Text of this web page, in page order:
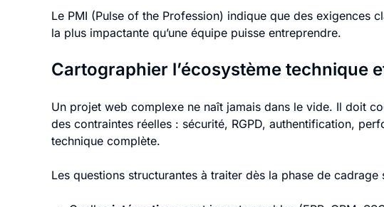
Le PMI (Pulse of the Profession) indique que des exigences
la plus impactante qu’une équipe puisse entreprendre.
Cartographier l’écosystème technique
Un projet web complexe ne naît jamais dans le vide. Il doit
des contraintes réelles : sécurité, RGPD, authentification,
technique complète.
Les questions structurantes à traiter dès la phase de cadrage